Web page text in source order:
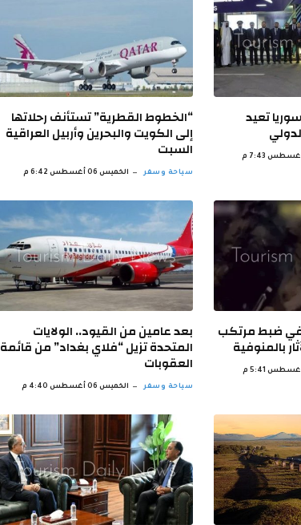
عامًا.. سوريا تعيد “الخطوط القطرية” تستأنف رحلاتها
إلى الكويت والبحرين وأربيل العراقية
السبت
سياحة وسفر الخميس 06 أغسطس 6:42 م
في ضبط مرتكب
بالمنوفية
بعد عامين من القيود.. الولايات
المتحدة تزيل “فلاي بغداد” من قائمة
العقوبات
سياحة وسفر الخميس 06 أغسطس 4:40 م